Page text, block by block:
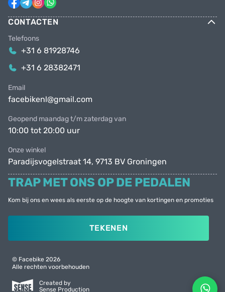
CONTACTEN
Telefoons
+31 6 81928746
+31 6 28382471
Email
facebikenl@gmail.com
Geopend maandag t/m zaterdag van
10:00 tot 20:00 uur
Onze winkel
Paradijsvogelstraat 14, 9713 BV Groningen
TRAP MET ONS OP DE PEDALEN
Kom bij ons en wees als eerste op de hoogte van kortingen en promoties
TEKENEN
© Facebike 2026
Alle rechten voorbehouden
Created by
Sense Production